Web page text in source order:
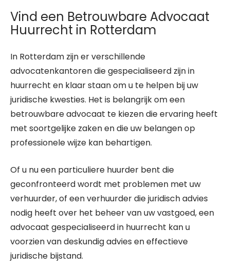
Vind een Betrouwbare Advocaat
Huurrecht in Rotterdam
In Rotterdam zijn er verschillende
advocatenkantoren die gespecialiseerd zijn in
huurrecht en klaar staan om u te helpen bij uw
juridische kwesties. Het is belangrijk om een
betrouwbare advocaat te kiezen die ervaring heeft
met soortgelijke zaken en die uw belangen op
professionele wijze kan behartigen.
Of u nu een particuliere huurder bent die
geconfronteerd wordt met problemen met uw
verhuurder, of een verhuurder die juridisch advies
nodig heeft over het beheer van uw vastgoed, een
advocaat gespecialiseerd in huurrecht kan u
voorzien van deskundig advies en effectieve
juridische bijstand.